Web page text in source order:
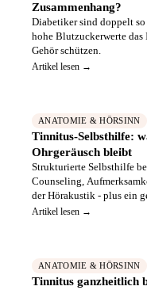
Zusammenhang?
Diabetiker sind doppelt
hohe Blutzuckerwerte
Gehör schützen.
Artikel lesen →
ANATOMIE & HÖRSINN
Tinnitus-Selbsthilfe:
Ohrgeräusch bleibt
Strukturierte Selbsthilfe
Counseling,
der Hörakustik - plus ein
Ergänzung.
Artikel lesen →
ANATOMIE & HÖRSINN
Tinnitus ganzheitlich